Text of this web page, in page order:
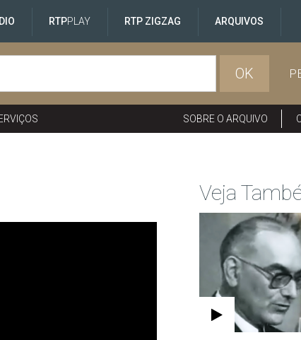
RTPPLAY RTP ZIGZAG ARQUIVOS
OK
SOBRE O ARQUIVO
Veja